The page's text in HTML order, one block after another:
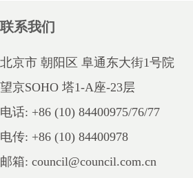
联系我们
北京市 朝阳区 阜通东大街1号院
望京SOHO 塔1-A座-23层
电话: +86 (10) 84400975/76/77
电传: +86 (10) 84400978
邮箱: council@council.com.cn